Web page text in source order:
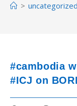
> uncategorized
#cambodia
#ICJ on